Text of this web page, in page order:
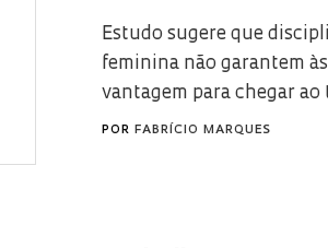
Estudo sugere que
feminina não garantem
vantagem para chegar ao
POR FABRÍCIO MARQUES